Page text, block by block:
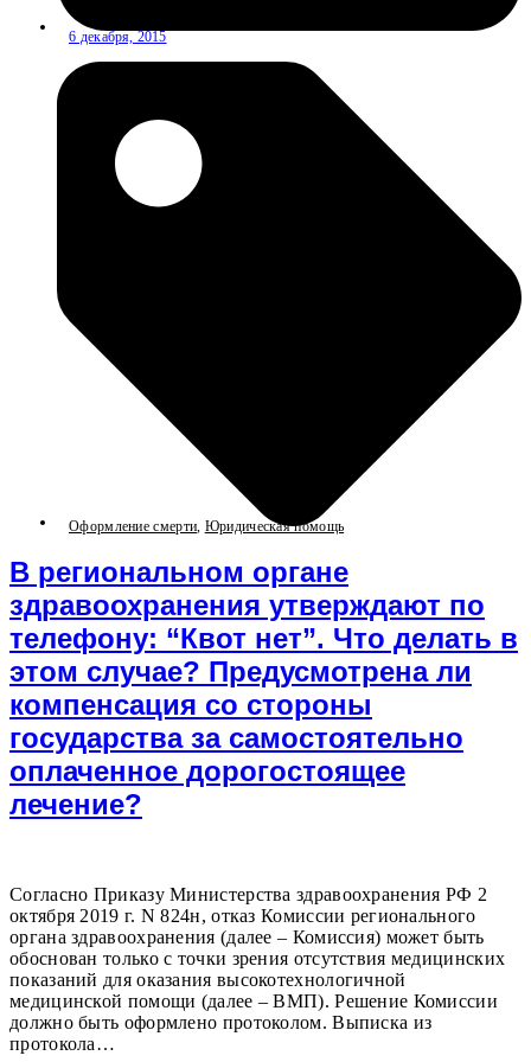
6 декабря, 2015
Оформление смерти, Юридическая помощь
В региональном органе
здравоохранения утверждают по
телефону: “Квот нет”. Что делать в
этом случае? Предусмотрена ли
компенсация со стороны
государства за самостоятельно
оплаченное дорогостоящее
лечение?
Согласно Приказу Министерства здравоохранения РФ 2
октября 2019 г. N 824н, отказ Комиссии регионального
органа здравоохранения (далее – Комиссия) может быть
обоснован только с точки зрения отсутствия медицинских
показаний для оказания высокотехнологичной
медицинской помощи (далее – ВМП). Решение Комиссии
должно быть оформлено протоколом. Выписка из
протокола…